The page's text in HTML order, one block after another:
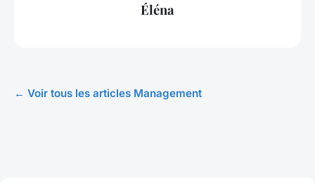
Éléna
← Voir tous les articles Management